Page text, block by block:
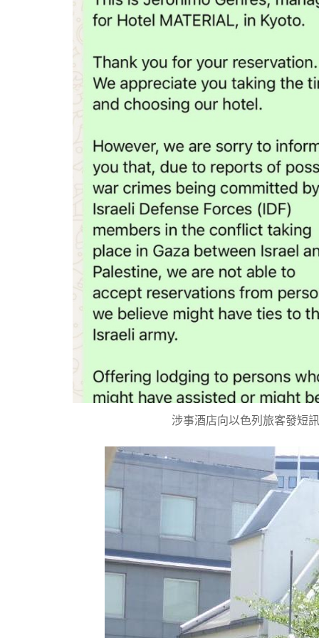
涉事酒店向以色列旅客發短